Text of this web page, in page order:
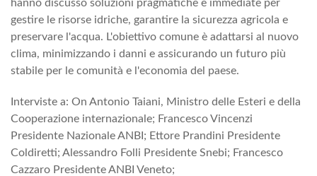
hanno discusso soluzioni pragmatiche e immediate per
gestire le risorse idriche, garantire la sicurezza agricola e
preservare l'acqua. L'obiettivo comune è adattarsi al nuovo
clima, minimizzando i danni e assicurando un futuro più
stabile per le comunità e l'economia del paese.
Interviste a: On Antonio Taiani, Ministro delle Esteri e della
Cooperazione internazionale; Francesco Vincenzi
Presidente Nazionale ANBI; Ettore Prandini Presidente
Coldiretti; Alessandro Folli Presidente Snebi; Francesco
Cazzaro Presidente ANBI Veneto;